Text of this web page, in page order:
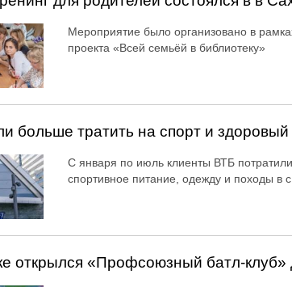
Мероприятие было организовано в
проекта «Всей семьёй в библиотеку»
больше тратить на спорт и
С января по июль клиенты ВТБ
спортивное питание, одежду и походы в
открылся «Профсоюзный батл-клуб»